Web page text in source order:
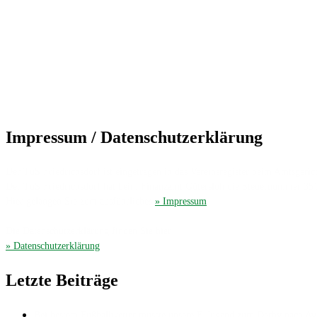
Impressum / Datenschutzerklärung
» Impressum
» Datenschutzerklärung
Letzte Beiträge